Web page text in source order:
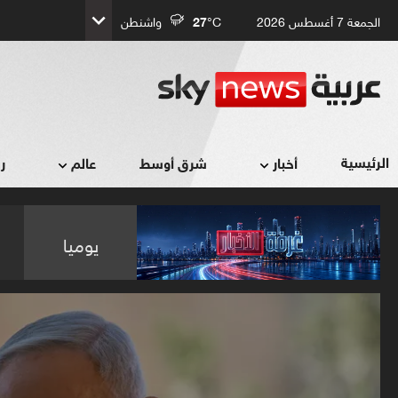
الجمعة 7 أغسطس 2026 27°C واشنطن
الرئيسية أخبار شرق أوسط عالم
يوميا